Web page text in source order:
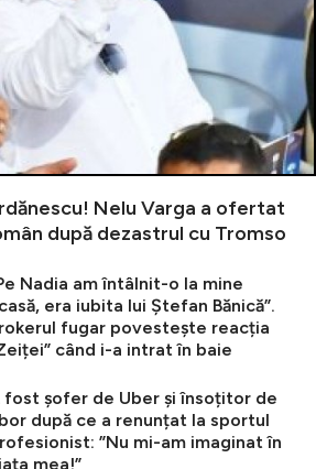
Nelu Varga a ofertat
după dezastrul cu Tromso
Nadia am întâlnit-o la mine
era iubita lui Ștefan Bănică”.
fugar povestește reacția
când i-a intrat în baie
fost șofer de Uber și însoțitor de
după ce a renunțat la sportul
”Nu mi-am imaginat în
mea!”